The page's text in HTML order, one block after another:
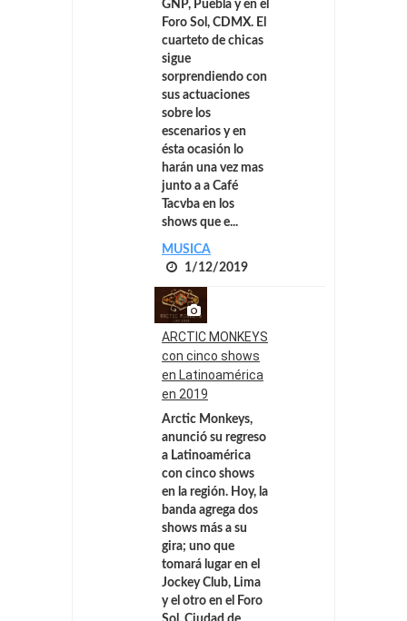
GNP, Puebla y en el
Foro Sol, CDMX. El
cuarteto de chicas
sigue
sorprendiendo con
sus actuaciones
sobre los
escenarios y en
ésta ocasión lo
harán una vez mas
junto a a Café
Tacvba en los
shows que e...
MUSICA
1/12/2019
ARCTIC MONKEYS
con cinco shows
en Latinoamérica
en 2019
Arctic Monkeys,
anunció su regreso
a Latinoamérica
con cinco shows
en la región. Hoy, la
banda agrega dos
shows más a su
gira; uno que
tomará lugar en el
Jockey Club, Lima
y el otro en el Foro